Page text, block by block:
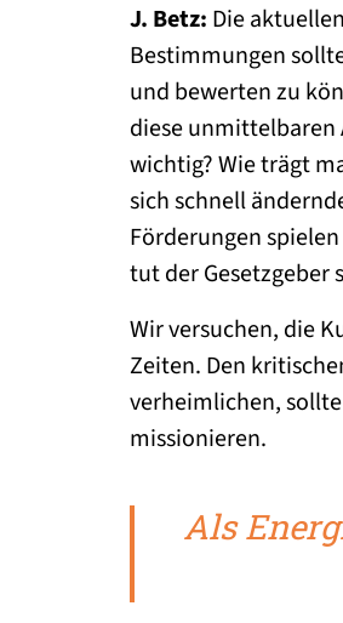
J. Betz: Die
Bestimmungen
und bewerten zu
diese unmittelbaren
wichtig? Wie trägt
sich schnell
Förderungen
tut der Gesetzgeber
Wir versuchen, die
Zeiten. Den
verheimlichen,
missionieren.
Als